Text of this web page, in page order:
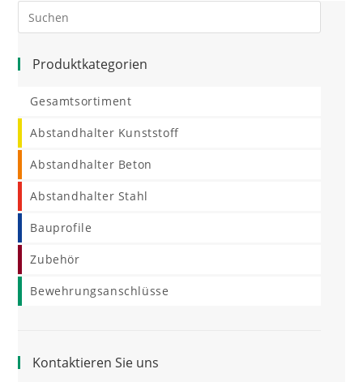
Produktkategorien
Gesamtsortiment
Abstandhalter Kunststoff
Abstandhalter Beton
Abstandhalter Stahl
Bauprofile
Zubehör
Bewehrungsanschlüsse
Kontaktieren Sie uns